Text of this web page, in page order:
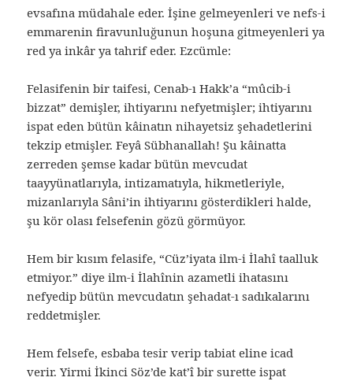
evsafına müdahale eder. İşine gelmeyenleri ve nefs-i
emmarenin firavunluğunun hoşuna gitmeyenleri ya
red ya inkâr ya tahrif eder. Ezcümle:
Felasifenin bir taifesi, Cenab-ı Hakk’a “mûcib-i
bizzat” demişler, ihtiyarını nefyetmişler; ihtiyarını
ispat eden bütün kâinatın nihayetsiz şehadetlerini
tekzip etmişler. Feyâ Sübhanallah! Şu kâinatta
zerreden şemse kadar bütün mevcudat
taayyünatlarıyla, intizamatıyla, hikmetleriyle,
mizanlarıyla Sâni’in ihtiyarını gösterdikleri halde,
şu kör olası felsefenin gözü görmüyor.
Hem bir kısım felasife, “Cüz’iyata ilm-i İlahî taalluk
etmiyor.” diye ilm-i İlahînin azametli ihatasını
nefyedip bütün mevcudatın şehadat-ı sadıkalarını
reddetmişler.
Hem felsefe, esbaba tesir verip tabiat eline icad
verir. Yirmi İkinci Söz’de kat’î bir surette ispat